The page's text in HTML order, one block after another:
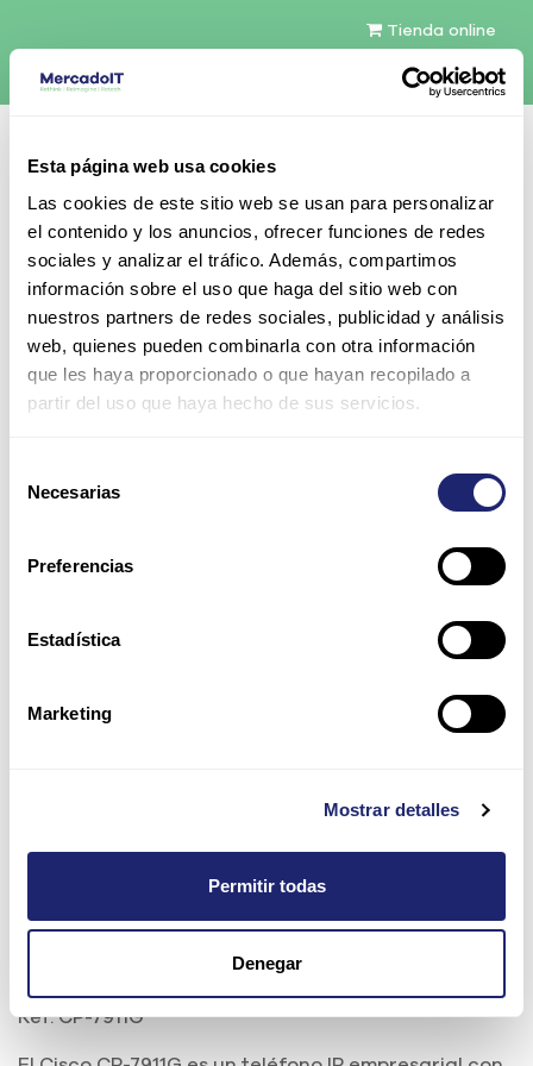
Esta página web usa cookies
Las cookies de este sitio web se usan para personalizar
el contenido y los anuncios, ofrecer funciones de redes
sociales y analizar el tráfico. Además, compartimos
información sobre el uso que haga del sitio web con
nuestros partners de redes sociales, publicidad y análisis
web, quienes pueden combinarla con otra información
que les haya proporcionado o que hayan recopilado a
partir del uso que haya hecho de sus servicios.
Necesarias
Preferencias
Estadística
Marketing
Mostrar detalles
Permitir todas
Denegar
Tienda online
Español
Contáctenos
Todos los productos Networking
Cisco
Telefonía IP
7900 Series
Cisco Unified IP Phone 7911G
Cisco Unified IP Phone 7911G
Ref: CP-7911G